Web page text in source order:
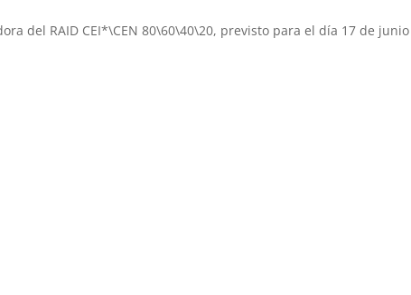
del RAID CEI*\CEN 80\60\40\20, previsto para el día 17 de